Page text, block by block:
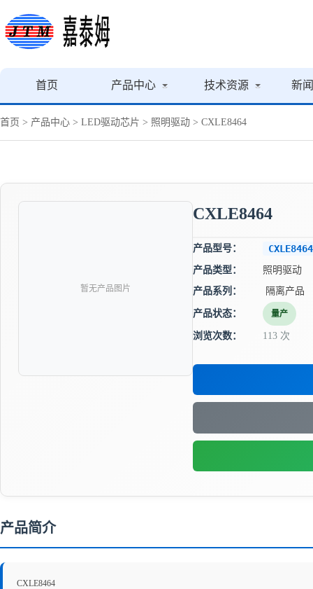
首页 产品中心 技术资源 新
首页 > 产品中心 > LED驱动芯片 > 照明驱动 > CXLE8464
暂无产品图片
CXLE8464
产品型号： CXLE8464
产品类型：
照明驱动
产品系列：
隔离产品
产品状态： 量产
浏览次数： 113 次
产品简介
CXLE8464